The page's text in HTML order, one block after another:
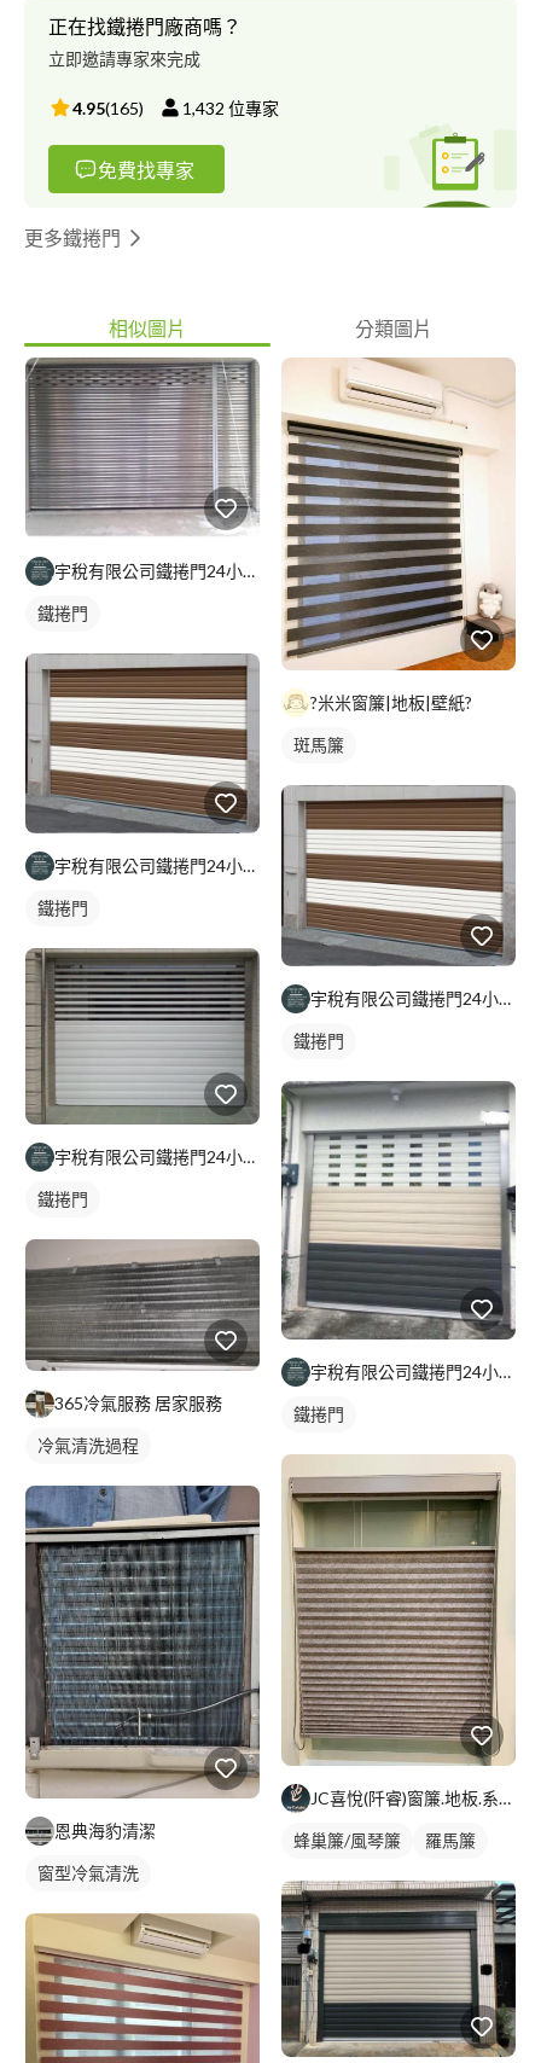
正在找鐵捲門廠商嗎？
立即邀請專家來完成
4.95(165) 1,432 位專家
免費找專家
更多鐵捲門
相似圖片 分類圖片
宇稅有限公司鐵捲門24小時維修安裝
鐵捲門
宇稅有限公司鐵捲門24小時維修安裝
鐵捲門
宇稅有限公司鐵捲門24小時維修安裝
鐵捲門
365冷氣服務 居家服務
冷氣清洗過程
恩典海豹清潔
窗型冷氣清洗
?米米窗簾|地板|壁紙?
斑馬簾
宇稅有限公司鐵捲門24小時維修安裝
鐵捲門
宇稅有限公司鐵捲門24小時維修安裝
鐵捲門
JC喜悅(阡睿)窗簾.地板.系統櫃.隔熱紙joy curta
蜂巢簾/風琴簾 羅馬簾